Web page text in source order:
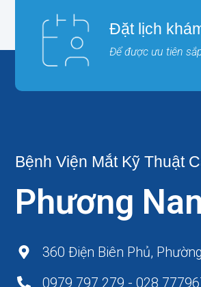
Đặt lịch
Để được ưu tiên
Bệnh Viện Mắt Kỹ Thuật
Phương
360 Điện Biên Phủ,
0979 797 279 - 028